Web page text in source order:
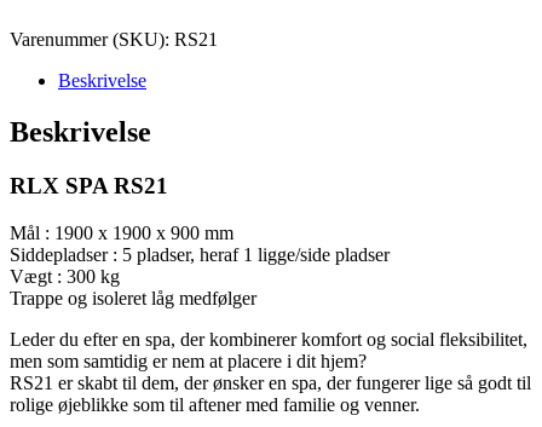
Varenummer (SKU): RS21
Beskrivelse
Beskrivelse
RLX SPA RS21
Mål : 1900 x 1900 x 900 mm
Siddepladser : 5 pladser, heraf 1 ligge/side pladser
Vægt : 300 kg
Trappe og isoleret låg medfølger
Leder du efter en spa, der kombinerer komfort og social fleksibilitet,
men som samtidig er nem at placere i dit hjem?
RS21 er skabt til dem, der ønsker en spa, der fungerer lige så godt til
rolige øjeblikke som til aftener med familie og venner.